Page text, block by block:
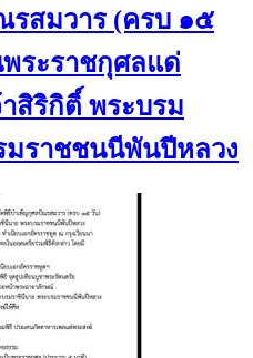
สมวาร (ครบ ๑๕
พระราชกุศลแด่
สิริกิติ์ พระบรม
มราชชนนีพันปีหลวง